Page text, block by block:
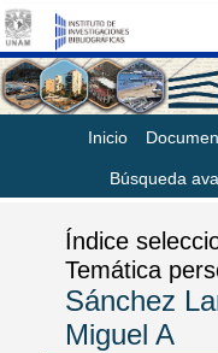
Inicio
Búsqueda
Índice
Temática
Sánchez
Miguel A